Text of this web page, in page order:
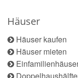
Häuser
Häuser kaufen
Häuser mieten